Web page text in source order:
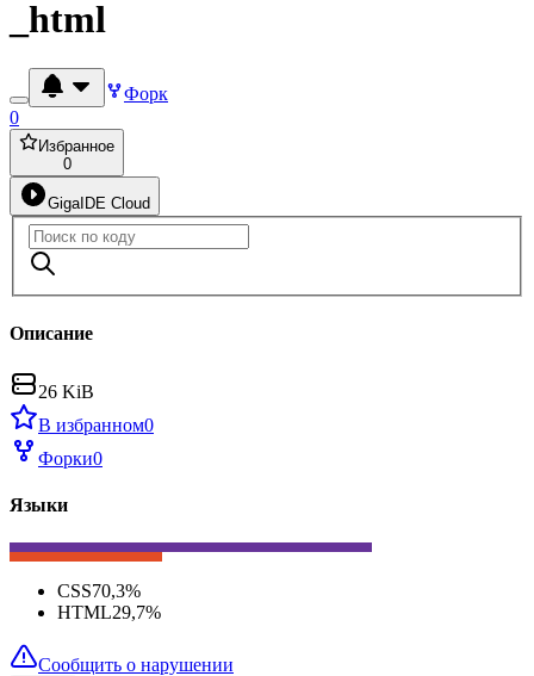
_html
Форк
0
Избранное
0
GigaIDE Cloud
Описание
26 KiB
В избранном0
Форки0
Языки
CSS70,3%
HTML29,7%
Сообщить о нарушении